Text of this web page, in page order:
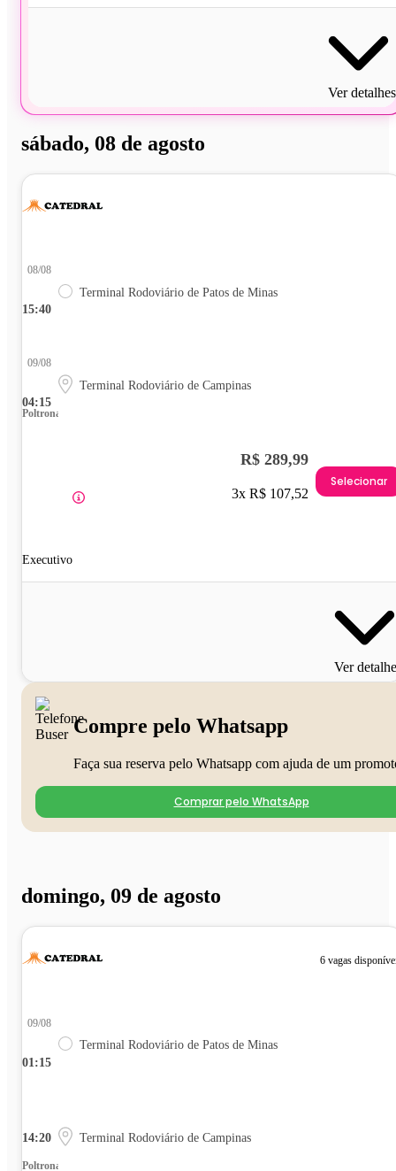
Ver detalhes
sábado, 08 de agosto
15:40
08/08
Terminal Rodoviário de Patos de Minas
04:15
09/08
Terminal Rodoviário de Campinas
Poltrona
Executivo
R$ 289,99
3x R$ 107,52
Selecionar
Ver
Compre pelo Whatsapp
Faça sua reserva pelo Whatsapp com ajuda de um
Comprar pelo WhatsApp
domingo, 09 de agosto
6 vagas
01:15
09/08
Terminal Rodoviário de Patos de Minas
14:20 Terminal Rodoviário de Campinas
Poltrona